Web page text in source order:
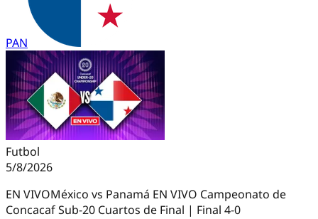
PAN
Futbol
5/8/2026
EN VIVOMéxico vs Panamá EN VIVO Campeonato de
Concacaf Sub-20 Cuartos de Final | Final 4-0